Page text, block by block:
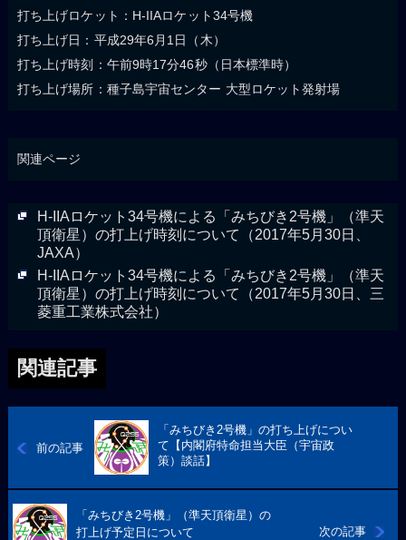
打ち上げロケット：H-IIAロケット34号機
打ち上げ日：平成29年6月1日（木）
打ち上げ時刻：午前9時17分46秒（日本標準時）
打ち上げ場所：種子島宇宙センター 大型ロケット発射場
関連ページ
H-IIAロケット34号機による「みちびき2号機」（準天
頂衛星）の打上げ時刻について（2017年5月30日、
JAXA）
H-IIAロケット34号機による「みちびき2号機」（準天
頂衛星）の打上げ時刻について（2017年5月30日、三
菱重工業株式会社）
関連記事
前の記事
「みちびき2号機」の打ち上げについ
て【内閣府特命担当大臣（宇宙政
策）談話】
次の記事
「みちびき2号機」（準天頂衛星）の
打上げ予定日について